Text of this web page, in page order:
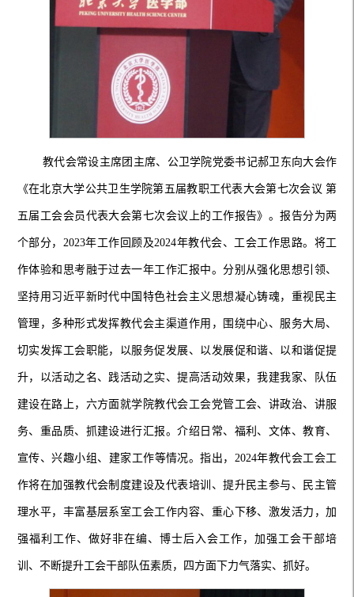
教代会常设主席团主席、公卫学院党委书记郝卫东向大会作
《在北京大学公共卫生学院第五届教职工代表大会第七次会议 第
五届工会会员代表大会第七次会议上的工作报告》。报告分为两
个部分， 2023年工作回顾及2024年教代会、工会工作思路。将工
作体验和思考融于过去一年工作汇报中。分别从强化思想引领、
坚持用习近平新时代中国特色社会主义思想凝心铸魂，重视民主
管理，多种形式发挥教代会主渠道作用，围绕中心、服务大局、
切实发挥工会职能，以服务促发展、以发展促和谐、以和谐促提
升，以活动之名、践活动之实、提高活动效果，我建我家、队伍
建设在路上，六方面就学院教代会工会党管工会、讲政治、讲服
务、重品质、抓建设进行汇报。介绍日常、福利、文体、教育、
宣传、兴趣小组、建家工作等情况。指出，2024年教代会工会工
作将在加强教代会制度建设及代表培训、提升民主参与、民主管
理水平，丰富基层系室工会工作内容、重心下移、激发活力，加
强福利工作、做好非在编、博士后入会工作，加强工会干部培
训、不断提升工会干部队伍素质，四方面下力气落实、抓好。